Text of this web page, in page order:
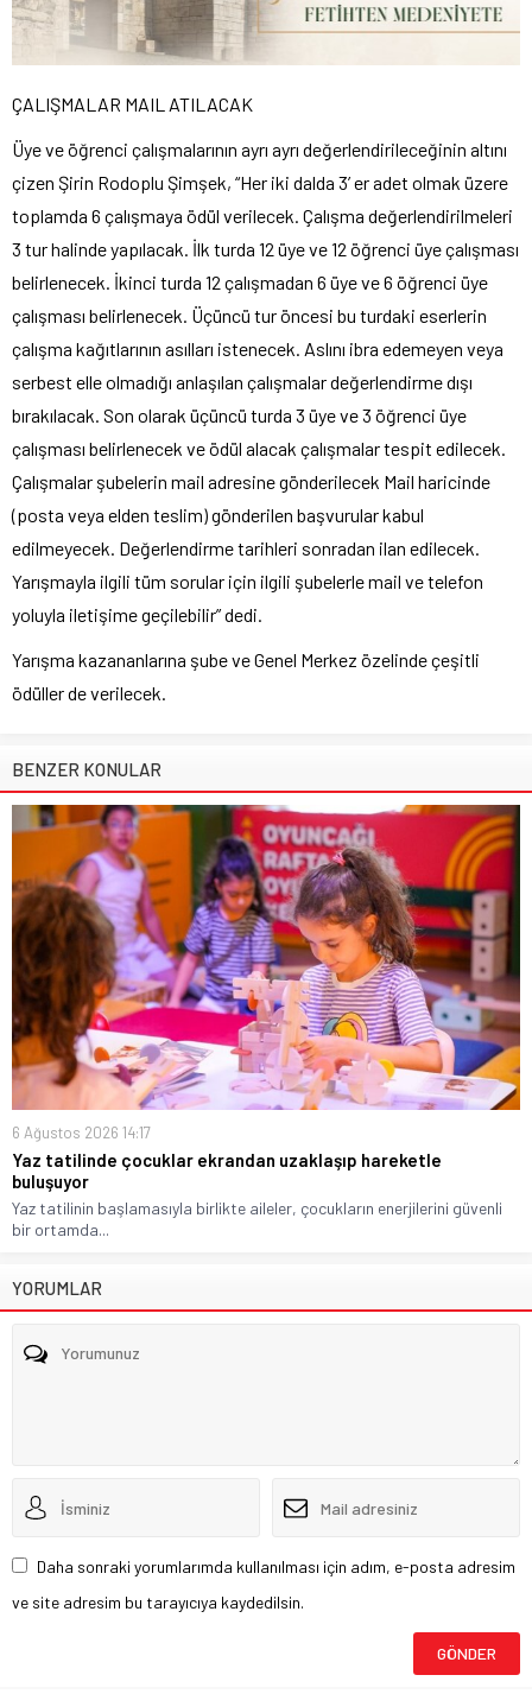
ÇALIŞMALAR MAIL ATILACAK
Üye ve öğrenci çalışmalarının ayrı ayrı değerlendirileceğinin altını
çizen Şirin Rodoplu Şimşek, “Her iki dalda 3’ er adet olmak üzere
toplamda 6 çalışmaya ödül verilecek. Çalışma değerlendirilmeleri
3 tur halinde yapılacak. İlk turda 12 üye ve 12 öğrenci üye çalışması
belirlenecek. İkinci turda 12 çalışmadan 6 üye ve 6 öğrenci üye
çalışması belirlenecek. Üçüncü tur öncesi bu turdaki eserlerin
çalışma kağıtlarının asılları istenecek. Aslını ibra edemeyen veya
serbest elle olmadığı anlaşılan çalışmalar değerlendirme dışı
bırakılacak. Son olarak üçüncü turda 3 üye ve 3 öğrenci üye
çalışması belirlenecek ve ödül alacak çalışmalar tespit edilecek.
Çalışmalar şubelerin mail adresine gönderilecek Mail haricinde
(posta veya elden teslim) gönderilen başvurular kabul
edilmeyecek. Değerlendirme tarihleri sonradan ilan edilecek.
Yarışmayla ilgili tüm sorular için ilgili şubelerle mail ve telefon
yoluyla iletişime geçilebilir” dedi.
Yarışma kazananlarına şube ve Genel Merkez özelinde çeşitli
ödüller de verilecek.
BENZER KONULAR
6 Ağustos 2026 14:17
Yaz tatilinde çocuklar ekrandan uzaklaşıp hareketle
buluşuyor
Yaz tatilinin başlamasıyla birlikte aileler, çocukların enerjilerini güvenli
bir ortamda...
YORUMLAR
Daha sonraki yorumlarımda kullanılması için adım, e-posta adresim
ve site adresim bu tarayıcıya kaydedilsin.